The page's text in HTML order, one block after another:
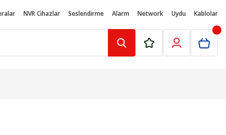
NVR Cihazlar Seslendirme Alarm Network Uydu Kablolar